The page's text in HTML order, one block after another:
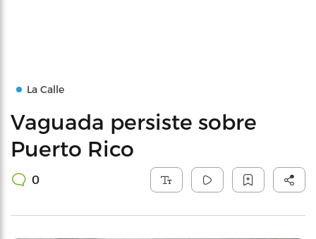
La Calle
Vaguada persiste sobre
Puerto Rico
0